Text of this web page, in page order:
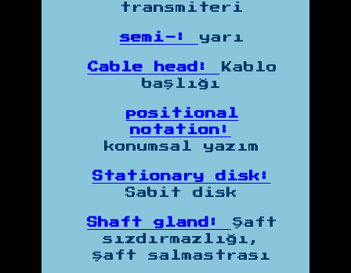
transmiteri
semi-: yarı
Cable head:
Kablo
başlığı
positional
notation:
konumsal yazım
Stationary disk:
Sabit disk
Shaft gland:
Şaft
sızdırmazlığı,
şaft salmastrası